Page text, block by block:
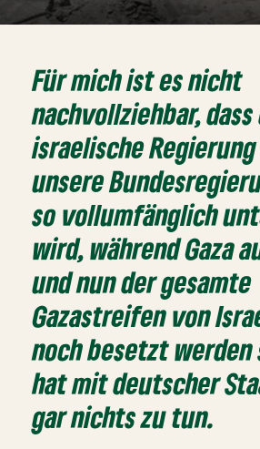
Für mich ist es nicht
nachvollziehbar,
israelische
unsere
so vollumfänglich
wird, während Gaza
und nun der gesamte
Gazastreifen von
noch besetzt werden
hat mit deutscher
gar nichts zu tun.